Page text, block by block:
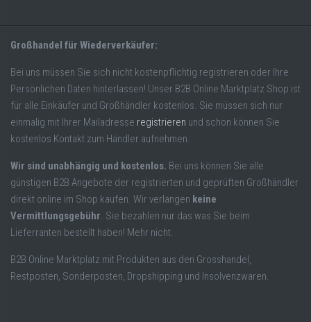
Großhandel für Wiederverkäufer:
Bei uns müssen Sie sich nicht kostenpflichtig registrieren oder Ihre
Persönlichen Daten hinterlassen! Unser B2B Online Marktplatz Shop ist
für alle Einkäufer und Großhändler kostenlos. Sie müssen sich nur
einmalig mit Ihrer Mailadresse registrieren und schon können Sie
kostenlos Kontakt zum Händler aufnehmen.
Wir sind unabhängig und kostenlos. Bei uns können Sie alle
günstigen B2B Angebote der registrierten und geprüften Großhändler
direkt online im Shop kaufen. Wir verlangen keine
Vermittlungsgebühr . Sie bezahlen nur das was Sie beim
Lieferranten bestellt haben! Mehr nicht.
B2B Online Marktplatz mit Produkten aus den Grosshandel,
Restposten, Sonderposten, Dropshipping und Insolvenzwaren.